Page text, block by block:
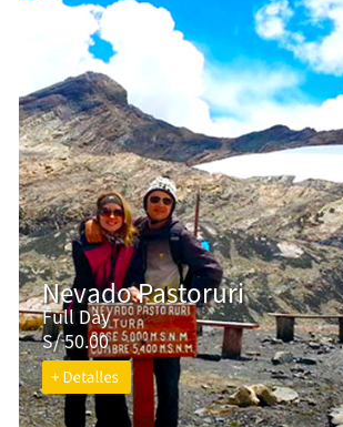
Nevado Pastoruri
Full Day
S/ 50.00